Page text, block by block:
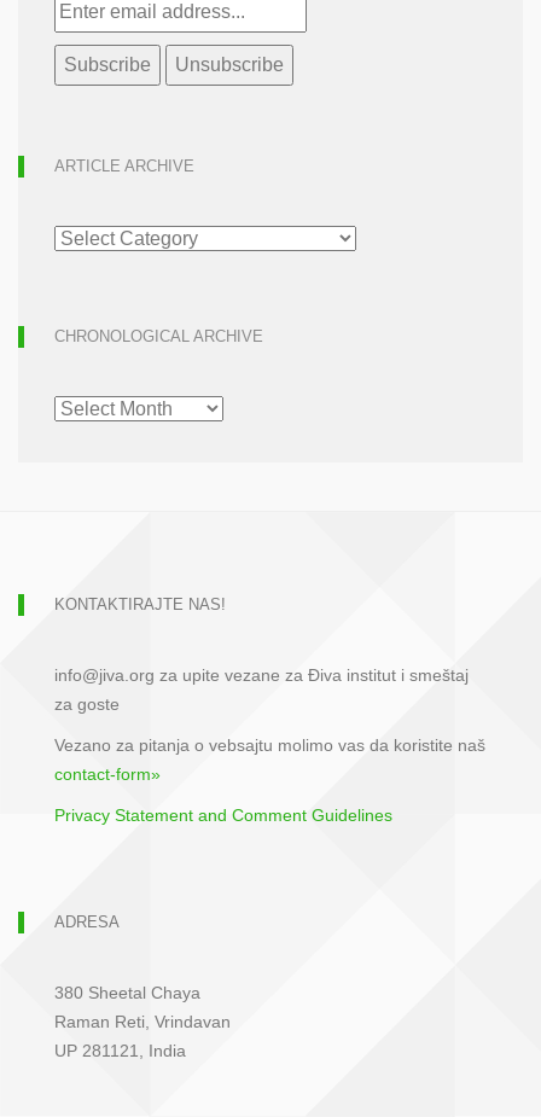
ARTICLE ARCHIVE
ARTICLE
ARCHIVE
CHRONOLOGICAL ARCHIVE
CHRONOLOGICAL
ARCHIVE
KONTAKTIRAJTE NAS!
info@jiva.org za upite vezane za Điva institut i smeštaj
za goste
Vezano za pitanja o vebsajtu molimo vas da koristite naš
contact-form»
Privacy Statement and Comment Guidelines
ADRESA
380 Sheetal Chaya
Raman Reti, Vrindavan
UP 281121, India